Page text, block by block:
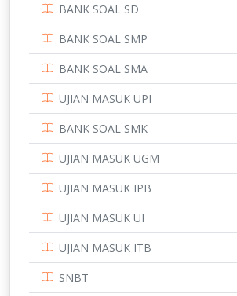
PTDI STTD
SMA
SMK
SMP
STIP
BANK SOAL SD
BANK SOAL SMP
BANK SOAL SMA
UJIAN MASUK UPI
BANK SOAL SMK
UJIAN MASUK UGM
UJIAN MASUK IPB
UJIAN MASUK UI
UJIAN MASUK ITB
SNBT